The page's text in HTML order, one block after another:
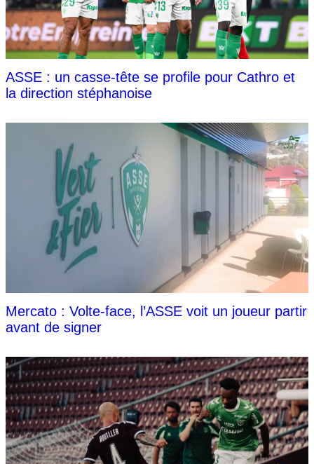
ASSE : un casse-tête se profile pour Cathro et
la direction stéphanoise
Mercato : Volte-face, l’ASSE voit un joueur partir
avant de signer